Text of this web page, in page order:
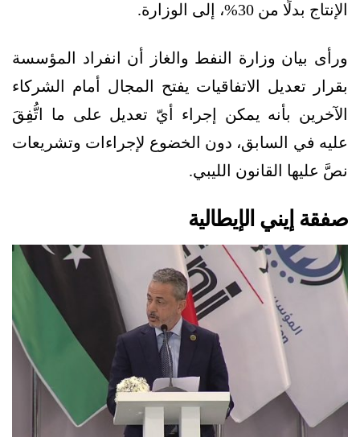
الإنتاج بدلًا من 30%، إلى الوزارة.
ورأى بيان وزارة النفط والغاز أن انفراد المؤسسة
بقرار تعديل الاتفاقيات يفتح المجال أمام الشركاء
الآخرين بأنه يمكن إجراء أيّ تعديل على ما اتُّفِقَ
عليه في السابق، دون الخضوع لإجراءات وتشريعات
نصَّ عليها القانون الليبي.
صفقة إيني الإيطالية